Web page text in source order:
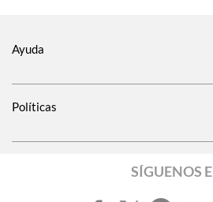
Ayuda
Políticas
SÍGUENOS